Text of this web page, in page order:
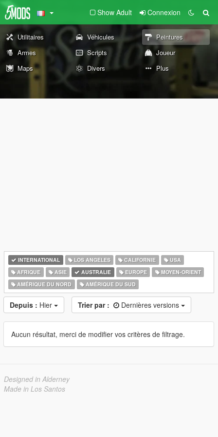
Show Adult Connexion
Utilitaires Véhicules
Peintures
Armes
Scripts
Joueur
Maps
Divers Plus
INTERNATIONAL LOS ANGELES CALIFORNIE
USA
AFRIQUE
ASIE AUSTRALIE EUROPE
MOYEN-ORIENT
AMÉRIQUE DU NORD
AMÉRIQUE DU SUD
Depuis : Hier Trier par : Dernières versions
Aucun résultat, merci de modifier vos critères de filtrage.
Designed in Alderney
Made in Los Santos